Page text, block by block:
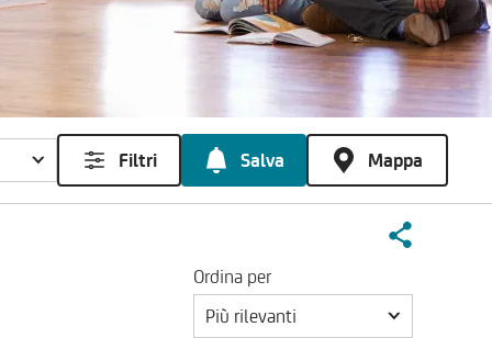
Filtri Salva Mappa
Ordina per
Più rilevanti